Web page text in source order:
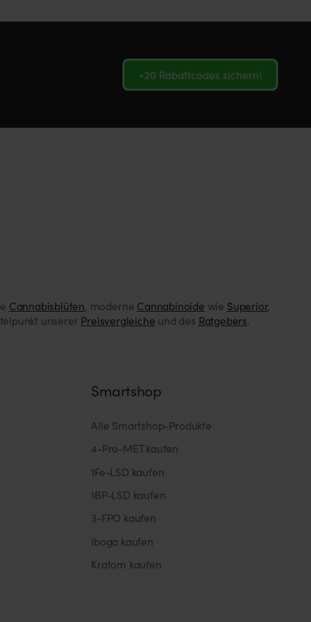
+20 Rabattcodes sichern!
Cannabisblüten, moderne Cannabinoide wie Superior,
unserer Preisvergleiche und des Ratgebers.
Smartshop
Alle Smartshop-Produkte
4-Pro-MET kaufen
1Fe-LSD kaufen
1BP-LSD kaufen
3-FPO kaufen
Iboga kaufen
Kratom kaufen